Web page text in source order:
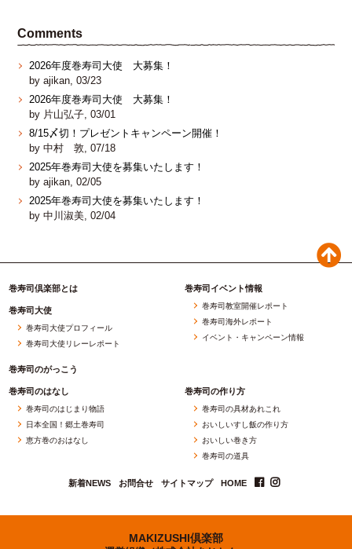
Comments
2026年度巻寿司大使 大募集！
by ajikan, 03/23
2026年度巻寿司大使 大募集！
by 片山弘子, 03/01
8/15〆切！プレゼントキャンペーン開催！
by 中村 敦, 07/18
2025年巻寿司大使を募集いたします！
by ajikan, 02/05
2025年巻寿司大使を募集いたします！
by 中川淑美, 02/04
巻寿司倶楽部とは
巻寿司大使
巻寿司大使プロフィール
巻寿司大使リレーレポート
巻寿司のがっこう
巻寿司イベント情報
巻寿司教室開催レポート
巻寿司海外レポート
イベント・キャンペーン情報
巻寿司のはなし
巻寿司のはじまり物語
日本全国！郷土巻寿司
恵方巻のおはなし
巻寿司の作り方
巻寿司の具材あれこれ
おいしいすし飯の作り方
おいしい巻き方
巻寿司の道具
新着NEWS お問合せ サイトマップ HOME
MAKIZUSHI倶楽部